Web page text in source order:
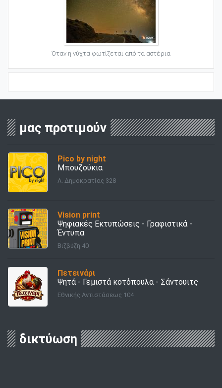
Όταν η νύχτα φωτίζεται από τα αστέρια
μας προτιμούν
Pico by night
Μπουζούκια
Λ. Δημοκρατίας 328
Vision print
Ψηφιακές Εκτυπώσεις - Γραφιστικά -
Έντυπα
Βιζβύζη 40
Πετεινάρι
Ψητά - Γεμιστά κοτόπουλα - Σάντουιτς
Εθνικής Αντιστάσεως 104
δικτύωση